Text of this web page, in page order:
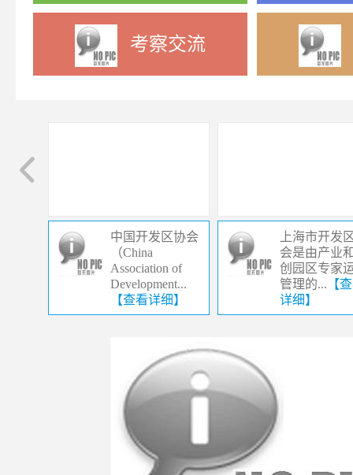
考察交流
中国开发区协会
（China
Association of
Development...
【查看详细】
上海市开发
会是由产业
创园区专家
管理的... 【
详细】